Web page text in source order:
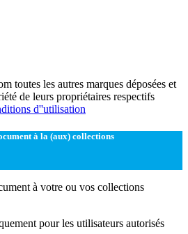
toutes les autres marques déposées et
de leurs propriétaires respectifs
d''utilisation
à la (aux) collections
à votre ou vos collections
pour les utilisateurs autorisés